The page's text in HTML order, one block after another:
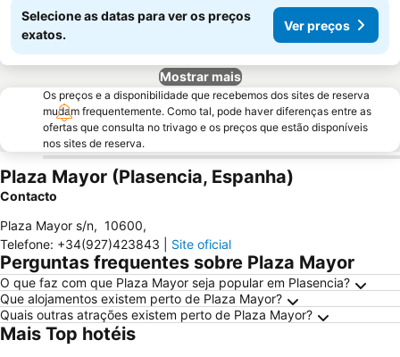
Selecione as datas para ver os preços
exatos.
Ver preços
Mostrar mais
Os preços e a disponibilidade que recebemos dos sites de reserva
mudam frequentemente. Como tal, pode haver diferenças entre as
ofertas que consulta no trivago e os preços que estão disponíveis
nos sites de reserva.
Plaza Mayor (Plasencia, Espanha)
Contacto
Plaza Mayor s/n, 10600,
Telefone: +34(927)423843 Site oficial
Perguntas frequentes sobre Plaza Mayor
O que faz com que Plaza Mayor seja popular em Plasencia?
Que alojamentos existem perto de Plaza Mayor?
Quais outras atrações existem perto de Plaza Mayor?
Mais Top hotéis